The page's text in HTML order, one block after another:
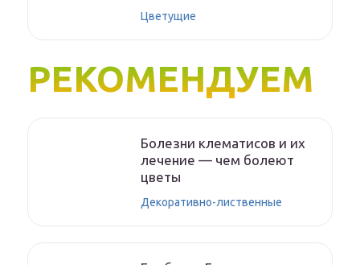
Цветущие
РЕКОМЕНДУЕМ
Болезни клематисов и их
лечение — чем болеют
цветы
Декоративно-лиственные